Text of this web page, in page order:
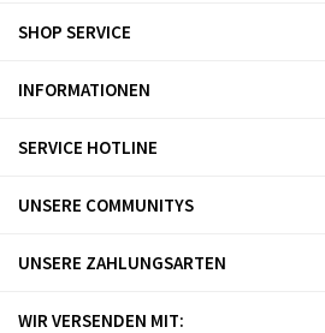
SHOP SERVICE
INFORMATIONEN
SERVICE HOTLINE
UNSERE COMMUNITYS
UNSERE ZAHLUNGSARTEN
WIR VERSENDEN MIT: